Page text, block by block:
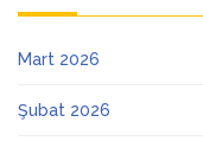
Mart 2026
Şubat 2026